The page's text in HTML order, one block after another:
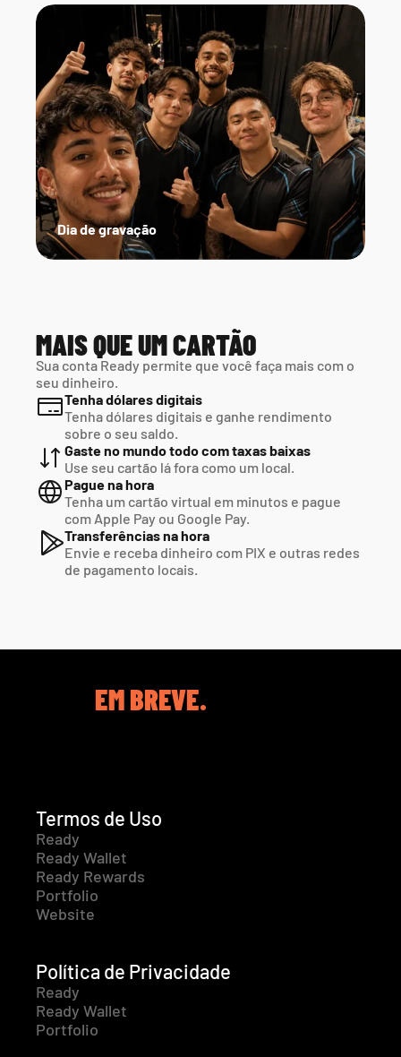
Dia de gravação
MAIS QUE UM CARTÃO
Sua conta Ready permite que você faça mais com o
seu dinheiro.
Tenha dólares digitais
Tenha dólares digitais e ganhe rendimento
sobre o seu saldo.
Gaste no mundo todo com taxas baixas
Use seu cartão lá fora como um local.
Pague na hora
Tenha um cartão virtual em minutos e pague
com Apple Pay ou Google Pay.
Transferências na hora
Envie e receba dinheiro com PIX e outras redes
de pagamento locais.
EM BREVE.
Termos de Uso
Ready
Ready Wallet
Ready Rewards
Portfolio
Website
Política de Privacidade
Ready
Ready Wallet
Portfolio